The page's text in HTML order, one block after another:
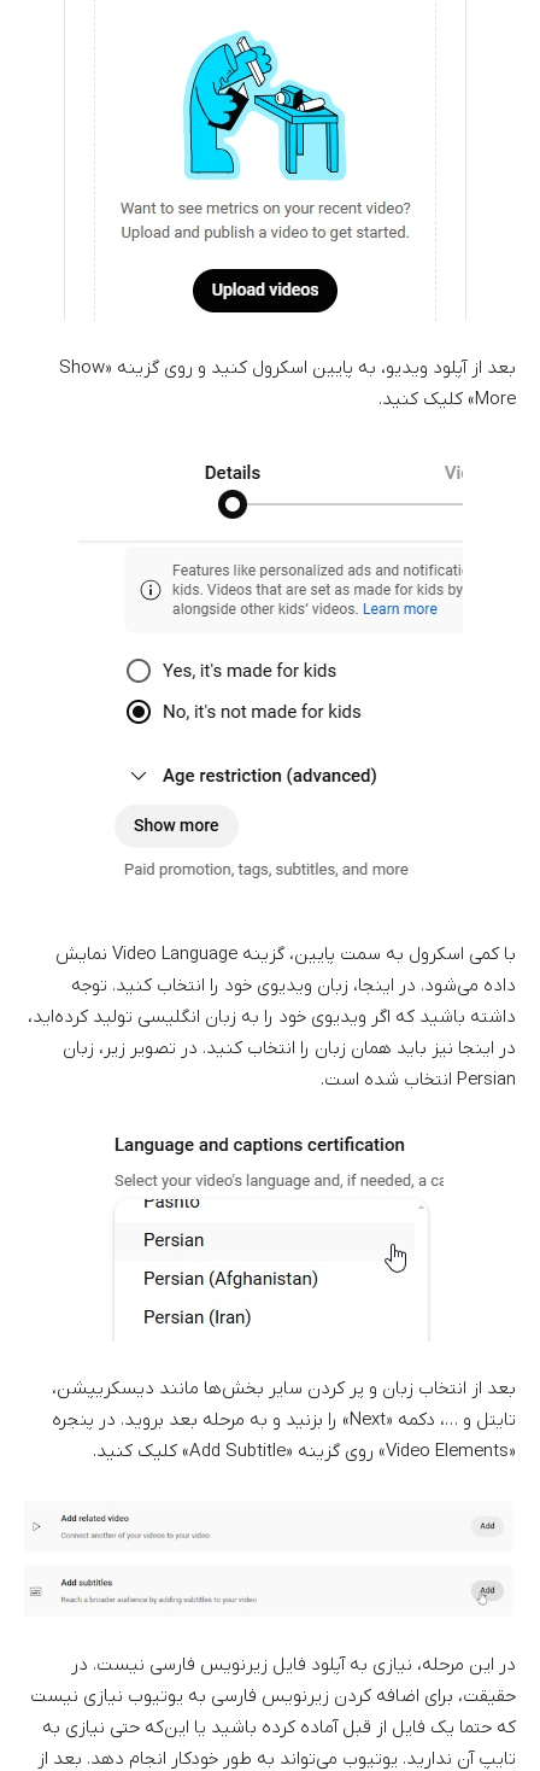
بعد از آپلود ویدیو، به پایین اسکرول کنید و روی گزینه «Show
More» کلیک کنید.
با کمی اسکرول به سمت پایین، گزینه Video Language نمایش
داده می‌شود. در اینجا، زبان ویدیوی خود را انتخاب کنید. توجه
داشته باشید که اگر ویدیوی خود را به زبان انگلیسی تولید کرده‌اید،
در اینجا نیز باید همان زبان را انتخاب کنید. در تصویر زیر، زبان
Persian انتخاب شده است.
بعد از انتخاب زبان و پر کردن سایر بخش‌ها مانند دیسکریپشن،
تایتل و …، دکمه «Next» را بزنید و به مرحله بعد بروید. در پنجره
«Video Elements» روی گزینه «Add Subtitle» کلیک کنید.
در این مرحله، نیازی به آپلود فایل زیرنویس فارسی نیست. در
حقیقت، برای اضافه کردن زیرنویس فارسی به یوتیوب نیازی نیست
که حتما یک فایل از قبل آماده کرده باشید یا این‌که حتی نیازی به
تایپ آن ندارید. یوتیوب می‌تواند به طور خودکار انجام دهد. بعد از